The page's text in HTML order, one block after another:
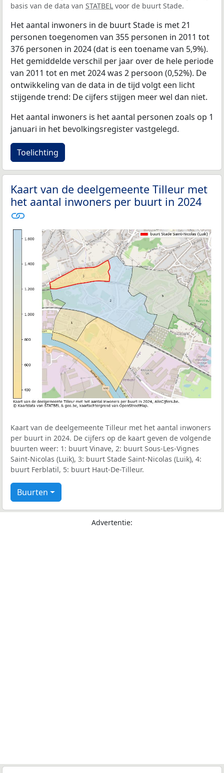
basis van de data van STATBEL voor de buurt Stade.
Het aantal inwoners in de buurt Stade is met 21
personen toegenomen van 355 personen in 2011 tot
376 personen in 2024 (dat is een toename van 5,9%).
Het gemiddelde verschil per jaar over de hele periode
van 2011 tot en met 2024 was 2 persoon (0,52%). De
ontwikkeling van de data in de tijd volgt een licht
stijgende trend: De cijfers stijgen meer wel dan niet.
Het aantal inwoners is het aantal personen zoals op 1
januari in het bevolkingsregister vastgelegd.
Toelichting
Kaart van de deelgemeente Tilleur met
het aantal inwoners per buurt in 2024
Kaart van de deelgemeente Tilleur met het aantal inwoners
per buurt in 2024. De cijfers op de kaart geven de volgende
buurten weer: 1: buurt Vinave, 2: buurt Sous-Les-Vignes
Saint-Nicolas (Luik), 3: buurt Stade Saint-Nicolas (Luik), 4:
buurt Ferblatil, 5: buurt Haut-De-Tilleur.
Buurten
Advertentie: